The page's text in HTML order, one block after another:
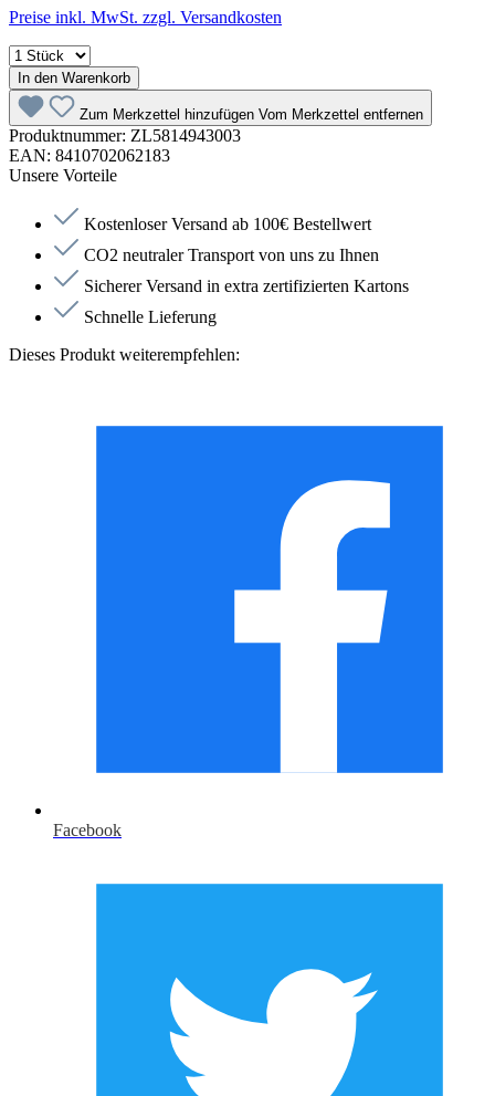
Preise inkl. MwSt. zzgl. Versandkosten
In den Warenkorb
Zum Merkzettel hinzufügen Vom Merkzettel entfernen
Produktnummer: ZL5814943003
EAN: 8410702062183
Unsere Vorteile
Kostenloser Versand ab 100€ Bestellwert
CO2 neutraler Transport von uns zu Ihnen
Sicherer Versand in extra zertifizierten Kartons
Schnelle Lieferung
Dieses Produkt weiterempfehlen:
Facebook